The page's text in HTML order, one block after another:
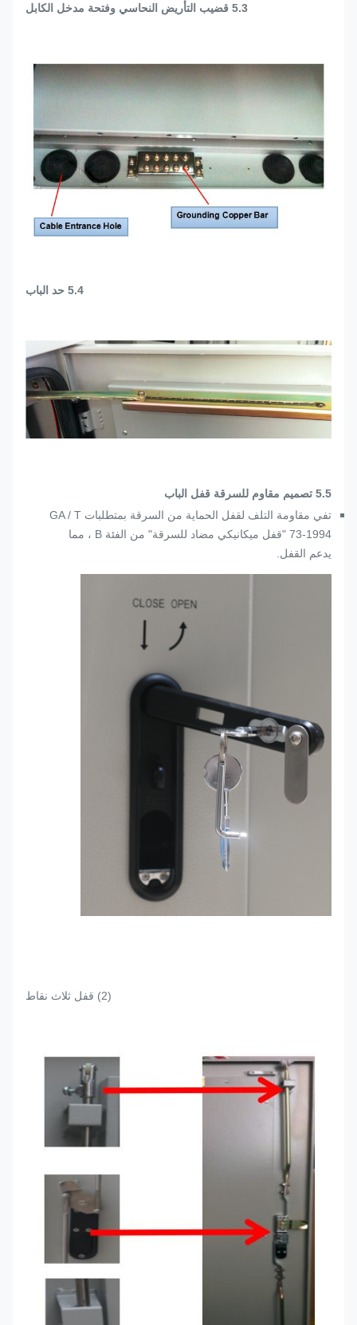
5.3 قضيب التأريض النحاسي وفتحة مدخل الكابل
5.4 حد الباب
5.5 تصميم مقاوم للسرقة قفل الباب
تفي مقاومة التلف لقفل الحماية من السرقة بمتطلبات GA / T
73-1994 "قفل ميكانيكي مضاد للسرقة" من الفئة B ، مما
يدعم القفل.
(2) قفل ثلاث نقاط